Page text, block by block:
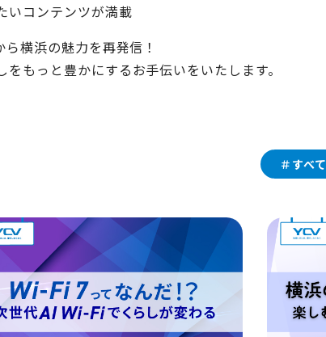
いコンテンツが満載
ら横浜の魅力を再発信！
をもっと豊かにするお手伝いをいたします。
＃すべて